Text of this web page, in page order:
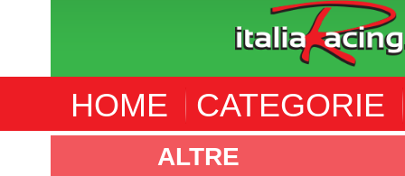
HOME CATEGORIE